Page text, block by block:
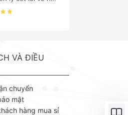
trúc dữ liệu, cơ
Nhà xuất bản
bộ ebook
giả Thạc Bình
viên giàu kinh
cận khoa học,
VÀ ĐIỀU
chuyển
mật
hàng mua sỉ